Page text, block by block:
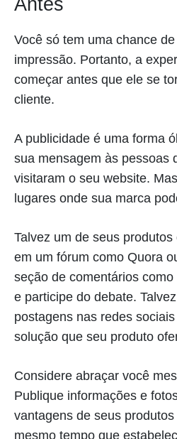
Antes
Você só tem uma chance
impressão. Portanto, a
começar antes que ele se
cliente.
A publicidade é uma forma
sua mensagem às pessoas
visitaram o seu website.
lugares onde sua marca
Talvez um de seus
em um fórum como Quora
seção de comentários
e participe do debate.
postagens nas redes
solução que seu produto
Considere abraçar você
Publique informações e
vantagens de seus
mesmo tempo que